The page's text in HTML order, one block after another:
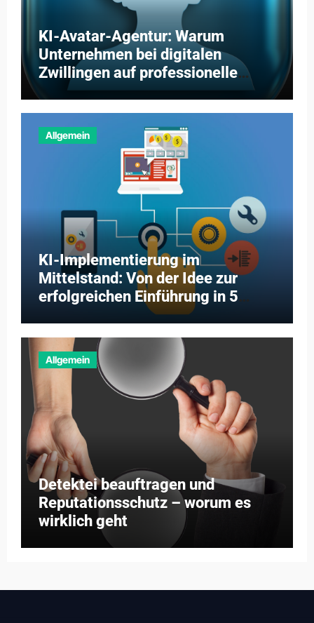
KI-Avatar-Agentur: Warum
Unternehmen bei digitalen
Zwillingen auf professionelle
Partner setzen
Allgemein
KI-Implementierung im
Mittelstand: Von der Idee zur
erfolgreichen Einführung in 5
Allgemein
Detektei beauftragen und
Reputationsschutz – worum es
wirklich geht